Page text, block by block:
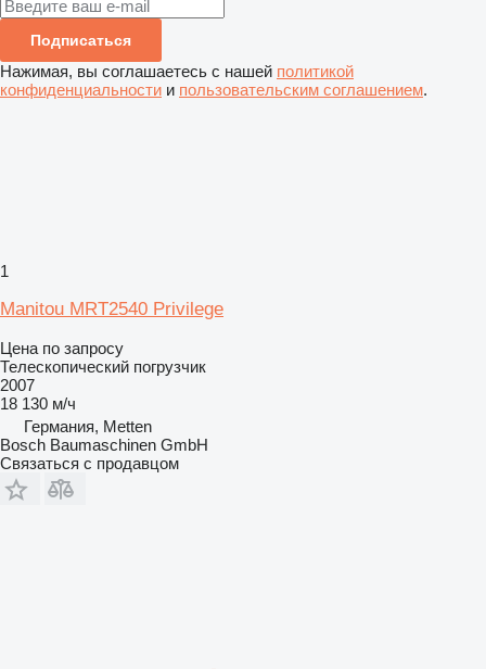
Подписаться
Нажимая, вы соглашаетесь с нашей политикой
конфиденциальности и пользовательским соглашением.
1
Manitou MRT2540 Privilege
Цена по запросу
Телескопический погрузчик
2007
18 130 м/ч
Германия, Metten
Bosch Baumaschinen GmbH
Связаться с продавцом